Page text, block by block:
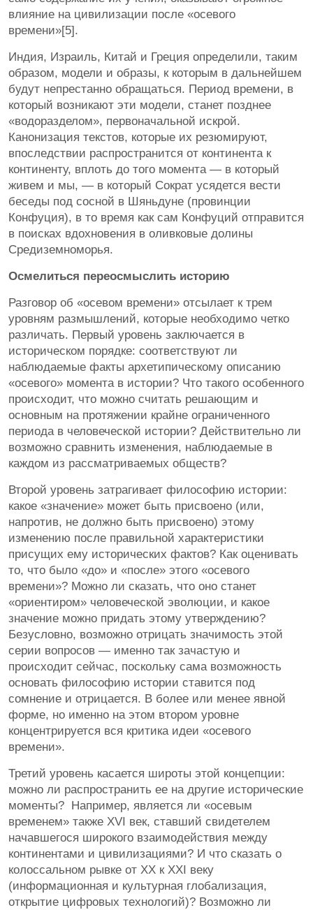
влияние на цивилизации после «осевого
времени»[5].
Индия, Израиль, Китай и Греция определили, таким
образом, модели и образы, к которым в дальнейшем
будут непрестанно обращаться. Период времени, в
который возникают эти модели, станет позднее
«водоразделом», первоначальной искрой.
Канонизация текстов, которые их резюмируют,
впоследствии распространится от континента к
континенту, вплоть до того момента — в который
живем и мы, — в который Сократ усядется вести
беседы под сосной в Шяньдуне (провинции
Конфуция), в то время как сам Конфуций отправится
в поисках вдохновения в оливковые долины
Средиземноморья.
Осмелиться переосмыслить историю
Разговор об «осевом времени» отсылает к трем
уровням размышлений, которые необходимо четко
различать. Первый уровень заключается в
историческом порядке: соответствуют ли
наблюдаемые факты архетипическому описанию
«осевого» момента в истории? Что такого особенного
происходит, что можно считать решающим и
основным на протяжении крайне ограниченного
периода в человеческой истории? Действительно ли
возможно сравнить изменения, наблюдаемые в
каждом из рассматриваемых обществ?
Второй уровень затрагивает философию истории:
какое «значение» может быть присвоено (или,
напротив, не должно быть присвоено) этому
изменению после правильной характеристики
присущих ему исторических фактов? Как оценивать
то, что было «до» и «после» этого «осевого
времени»? Можно ли сказать, что оно станет
«ориентиром» человеческой эволюции, и какое
значение можно придать этому утверждению?
Безусловно, возможно отрицать значимость этой
серии вопросов — именно так зачастую и
происходит сейчас, поскольку сама возможность
основать философию истории ставится под
сомнение и отрицается. В более или менее явной
форме, но именно на этом втором уровне
концентрируется вся критика идеи «осевого
времени».
Третий уровень касается широты этой концепции:
можно ли распространить ее на другие исторические
моменты? Например, является ли «осевым
временем» также XVI век, ставший свидетелем
начавшегося широкого взаимодействия между
континентами и цивилизациями? И что сказать о
колоссальном рывке от ХХ к XХI веку
(информационная и культурная глобализация,
открытие цифровых технологий)? Возможно ли